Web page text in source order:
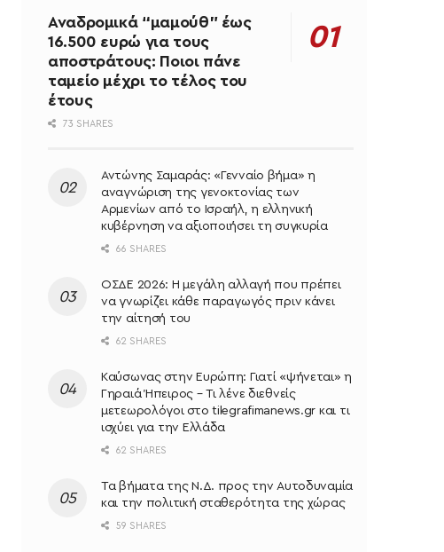
Αναδρομικά “μαμούθ” έως
16.500 ευρώ για τους
αποστράτους: Ποιοι πάνε
ταμείο μέχρι το τέλος του
έτους
73 SHARES
Αντώνης Σαμαράς: «Γενναίο βήμα» η
αναγνώριση της γενοκτονίας των
Αρμενίων από το Ισραήλ, η ελληνική
κυβέρνηση να αξιοποιήσει τη συγκυρία
66 SHARES
ΟΣΔΕ 2026: Η μεγάλη αλλαγή που πρέπει
να γνωρίζει κάθε παραγωγός πριν κάνει
την αίτησή του
62 SHARES
Καύσωνας στην Ευρώπη: Γιατί «ψήνεται» η
Γηραιά Ήπειρος – Τι λένε διεθνείς
μετεωρολόγοι στο tilegrafimanews.gr και τι
ισχύει για την Ελλάδα
62 SHARES
Τα βήματα της Ν.Δ. προς την Αυτοδυναμία
και την πολιτική σταθερότητα της χώρας
59 SHARES